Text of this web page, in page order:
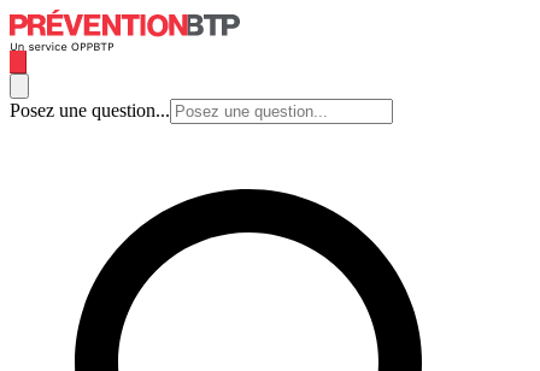
Posez une question...